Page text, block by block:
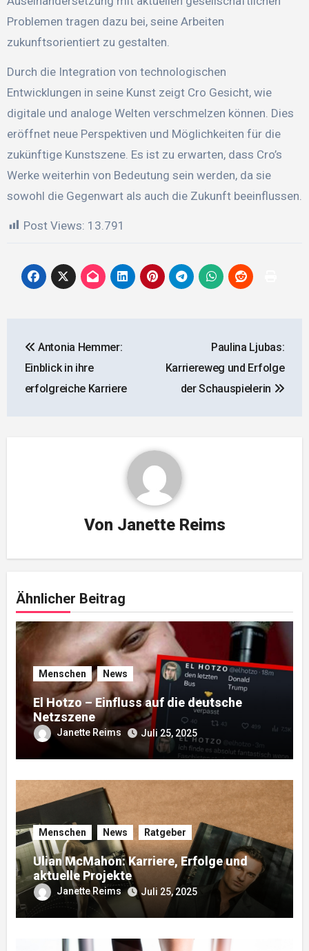
Problemen tragen dazu bei, seine Arbeiten
zukunftsorientiert zu gestalten.
Durch die Integration von technologischen
Entwicklungen in seine Kunst zeigt Cro Gesicht, wie
digitale und analoge Welten verschmelzen können. Dies
eröffnet neue Perspektiven und Möglichkeiten für die
zukünftige Kunstszene. Es ist zu erwarten, dass Cro’s
Werke weiterhin von Bedeutung sein werden, da sie
sowohl die Gegenwart als auch die Zukunft beeinflussen.
Post Views: 13.791
Antonia Hemmer:
Einblick in ihre
erfolgreiche Karriere
Paulina Ljubas:
Karriereweg und Erfolge
der Schauspielerin
Von Janette Reims
Ähnlicher Beitrag
Menschen News
El Hotzo – Einfluss auf die deutsche
Netzszene
Janette Reims Juli 25, 2025
Menschen News Ratgeber
Ulian McMahon: Karriere, Erfolge und
aktuelle Projekte
Janette Reims Juli 25, 2025